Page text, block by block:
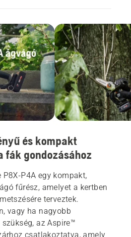
és kompakt
fák gondozásához
P4A egy kompakt,
fűrész, amelyet a kertben
terveztek.
vagy ha nagyobb
az Aspire™
csatlakoztatva, amely